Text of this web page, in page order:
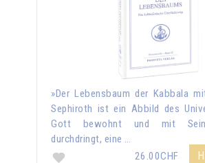
»Der Lebensbaum der Kabbala
Sephiroth ist ein Abbild des
Gott bewohnt und mit
durchdringt, eine …
26.00CHF